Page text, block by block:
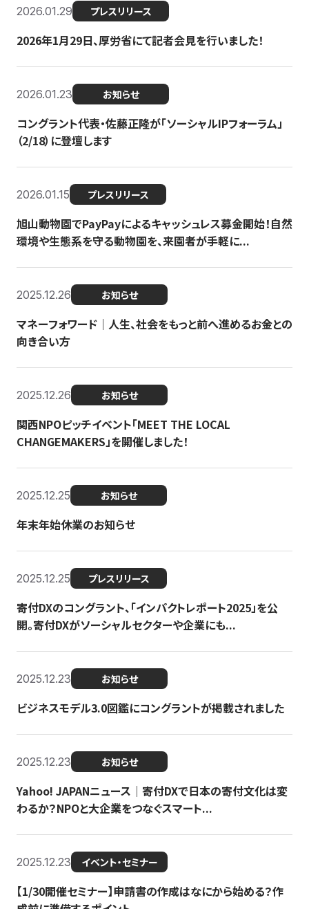
2026.01.29 プレスリリース
2026年1月29日、厚労省にて記者会見を行いました！
2026.01.23 お知らせ
コングラント代表・佐藤正隆が「ソーシャルIPフォーラム」
（2/18）に登壇します
2026.01.15 プレスリリース
旭山動物園でPayPayによるキャッシュレス募金開始！自然
環境や生態系を守る動物園を、来園者が手軽に...
2025.12.26 お知らせ
マネーフォワード｜人生、社会をもっと前へ進めるお金との
向き合い方
2025.12.26 お知らせ
関西NPOピッチイベント「MEET THE LOCAL
CHANGEMAKERS」を開催しました！
2025.12.25 お知らせ
年末年始休業のお知らせ
2025.12.25 プレスリリース
寄付DXのコングラント、「インパクトレポート2025」を公
開。寄付DXがソーシャルセクターや企業にも...
2025.12.23 お知らせ
ビジネスモデル3.0図鑑にコングラントが掲載されました
2025.12.23 お知らせ
Yahoo! JAPANニュース｜寄付DXで日本の寄付文化は変
わるか？NPOと大企業をつなぐスマート...
2025.12.23 イベント・セミナー
【1/30開催セミナー】申請書の作成はなにから始める？作